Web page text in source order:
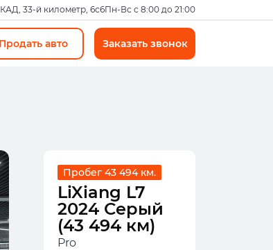
33-й километр, 6с6Пн-Вс с 8:00 до 21:00
Продать авто Заказать звонок
Пробег 43 494 км.
LiXiang L7
2024 Серый
(43 494 км)
Pro